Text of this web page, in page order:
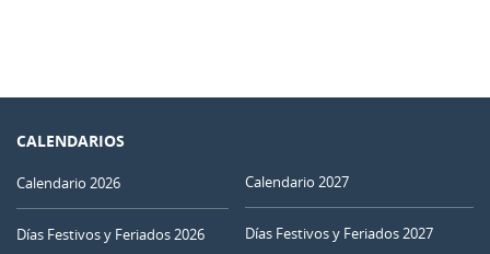
CALENDARIOS
Calendario 2026
Días Festivos y Feriados 2026
Calendario 2027
Días Festivos y Feriados 2027